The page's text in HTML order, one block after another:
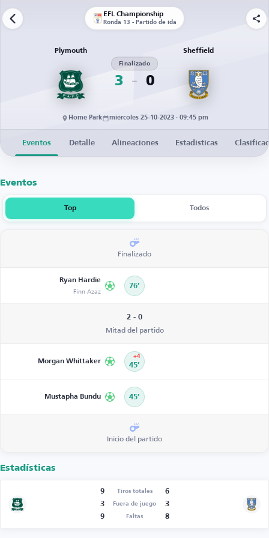
EFL Championship
Ronda 13 - Partido de ida
Plymouth
3
Finalizado
0
Sheffield
Home Park miércoles 25-10-2023 · 09:45 pm
Eventos Detalle Alineaciones Estadísticas
Eventos
Top Todos
Finalizado
Ryan Hardie
Finn Azaz 76’
2 - 0
Mitad del partido
Morgan Whittaker 45’
+4
Mustapha Bundu 45’
Inicio del partido
Estadísticas
9 Tiros totales
6
3
Fuera de juego
3
9
Faltas 8